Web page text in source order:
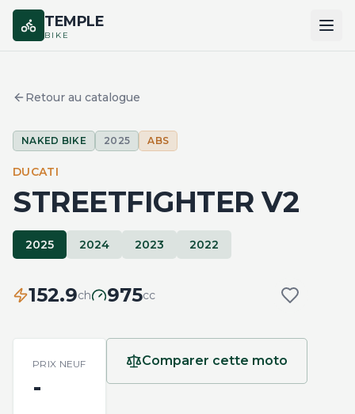
TEMPLE
BIKE
MARQUES
COMPARER
Retour au catalogue
NAKED BIKE 2025 ABS
DUCATI
STREETFIGHTER V2
2025 2024 2023 2022
152.9ch 975cc
PRIX NEUF
-
Comparer cette moto